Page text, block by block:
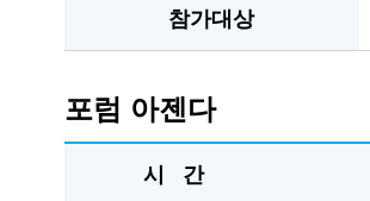
참가대상
포럼 아젠다
시 간